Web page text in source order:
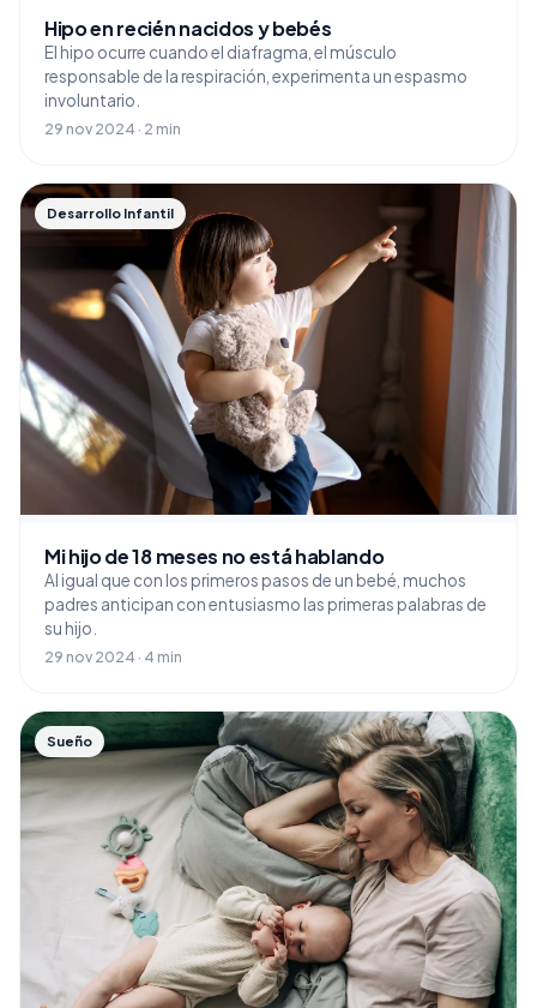
Hipo en recién nacidos y bebés
El hipo ocurre cuando el diafragma, el músculo
responsable de la respiración, experimenta un espasmo
involuntario.
29 nov 2024 · 2 min
Desarrollo Infantil
Mi hijo de 18 meses no está hablando
Al igual que con los primeros pasos de un bebé, muchos
padres anticipan con entusiasmo las primeras palabras de
su hijo.
29 nov 2024 · 4 min
Sueño